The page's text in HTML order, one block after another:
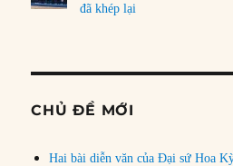
đã khép lại
CHỦ ĐỀ MỚI
Hai bài diễn văn của Đại sứ Hoa